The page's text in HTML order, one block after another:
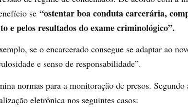
se “ostentar boa conduta carcerária,
e pelos resultados do exame criminológico”.
se o encarcerado consegue se adaptar ao
e senso de responsabilidade”.
normas para a monitoração de presos.
eletrônica nos seguintes casos: